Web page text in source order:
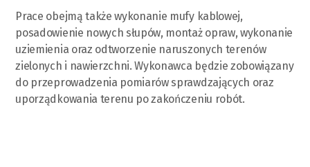
Prace obejmą także wykonanie mufy kablowej,
posadowienie nowych słupów, montaż opraw, wykonanie
uziemienia oraz odtworzenie naruszonych terenów
zielonych i nawierzchni. Wykonawca będzie zobowiązany
do przeprowadzenia pomiarów sprawdzających oraz
uporządkowania terenu po zakończeniu robót.